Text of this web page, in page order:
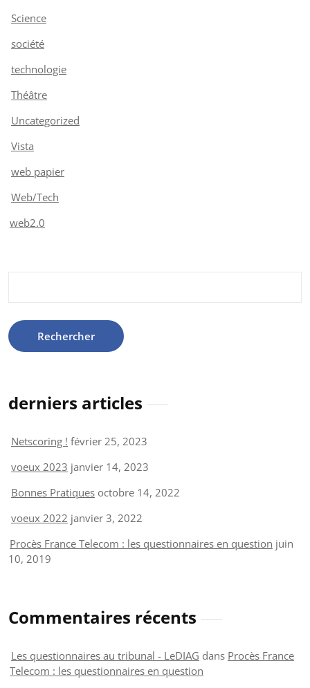
Science
société
technologie
Théâtre
Uncategorized
Vista
web papier
Web/Tech
web2.0
derniers articles
Netscoring ! février 25, 2023
voeux 2023 janvier 14, 2023
Bonnes Pratiques octobre 14, 2022
voeux 2022 janvier 3, 2022
Procès France Telecom : les questionnaires en question juin
10, 2019
Commentaires récents
Les questionnaires au tribunal - LeDIAG dans Procès France
Telecom : les questionnaires en question